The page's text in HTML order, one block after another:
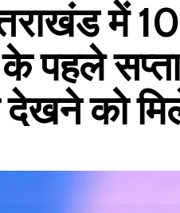
में
पहले
देखने को